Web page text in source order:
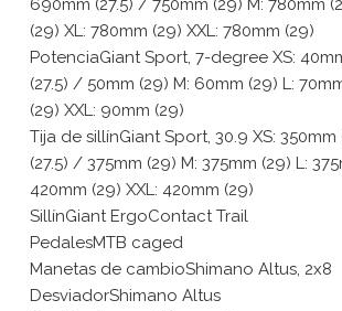
690mm (27.5) / 750mm (29) M: 780mm
(29) XL: 780mm (29) XXL: 780mm (29)
PotenciaGiant Sport, 7-degree XS:
(27.5) / 50mm (29) M: 60mm (29) L:
(29) XXL: 90mm (29)
Tija de sillínGiant Sport, 30.9 XS: 350mm
(27.5) / 375mm (29) M: 375mm (29) L:
420mm (29) XXL: 420mm (29)
SillínGiant ErgoContact Trail
PedalesMTB caged
Manetas de cambioShimano Altus, 2x8
DesviadorShimano Altus